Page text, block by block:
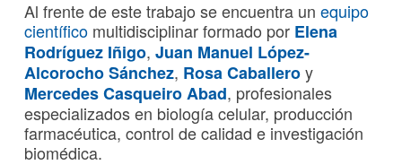
Al frente de este trabajo se encuentra un equipo
científico multidisciplinar formado por Elena
Rodríguez Iñigo, Juan Manuel López-
Alcorocho Sánchez, Rosa Caballeroy
Mercedes Casqueiro Abad, profesionales
especializados en biología celular, producción
farmacéutica, control de calidad e investigación
biomédica.